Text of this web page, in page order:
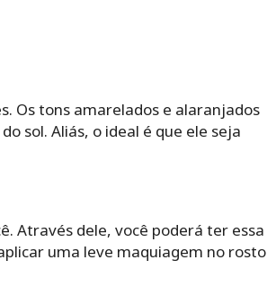
Os tons amarelados e alaranjados
sol. Aliás, o ideal é que ele seja
Através dele, você poderá ter essa
uma leve maquiagem no rosto